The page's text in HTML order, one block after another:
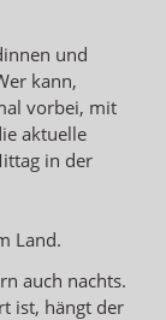
und
kann,
vorbei, mit
aktuelle
in der
Land.
auch nachts.
ist, hängt der